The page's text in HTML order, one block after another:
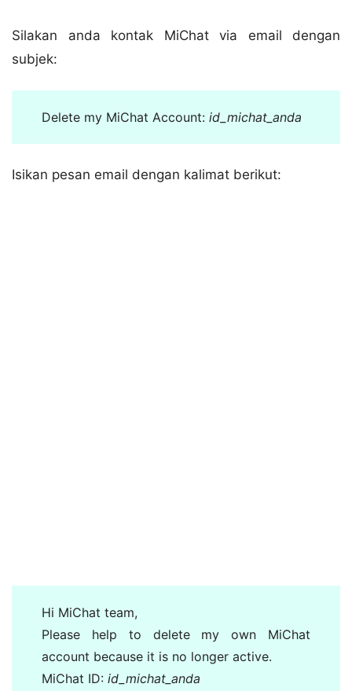
Silakan anda kontak MiChat via email dengan
subjek:
Delete my MiChat Account: id_michat_anda
Isikan pesan email dengan kalimat berikut:
Hi MiChat team,
Please help to delete my own MiChat
account because it is no longer active.
MiChat ID: id_michat_anda